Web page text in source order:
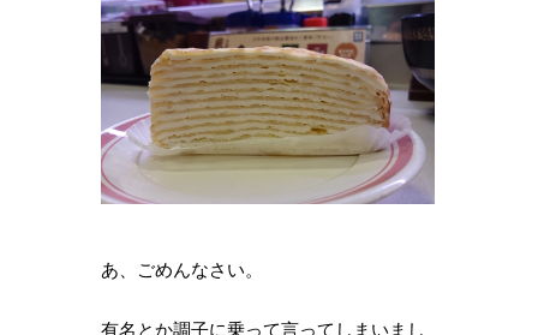
あ、ごめんなさい。
有名とか調子に乗って言ってしまいまし